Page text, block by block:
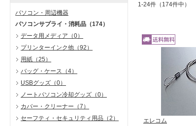
パソコン・周辺機器
パソコンサプライ・消耗品 （174）
データ用メディア （0）
プリンターインク他 （92）
用紙 （25）
バッグ・ケース （4）
USBグッズ （0）
ノートパソコン冷却グッズ （0）
カバー・クリーナー （7）
セーフティ・セキュリティ用品 （2）
1-24件（174件中）
エレコム